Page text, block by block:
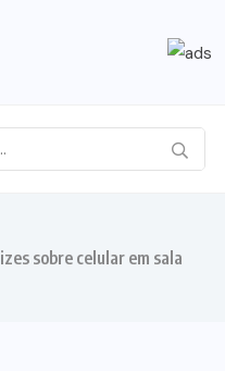
sobre celular em sala